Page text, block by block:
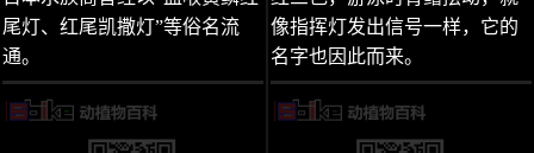
尾灯、红尾凯撒灯”等俗名流
通。
像指挥灯发出信号一样，它的
名字也因此而来。